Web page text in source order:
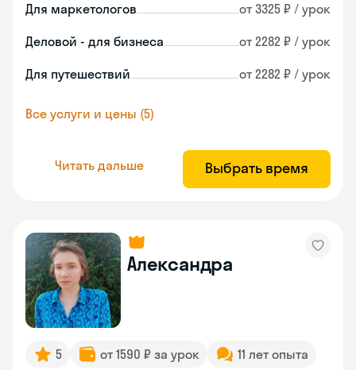
Для маркетологов от 3325 ₽ / урок
Деловой - для бизнеса от 2282 ₽ / урок
Для путешествий от 2282 ₽ / урок
Все услуги и цены (5)
Читать дальше Выбрать время
Александра
5 от 1590 ₽ за урок 11 лет опыта